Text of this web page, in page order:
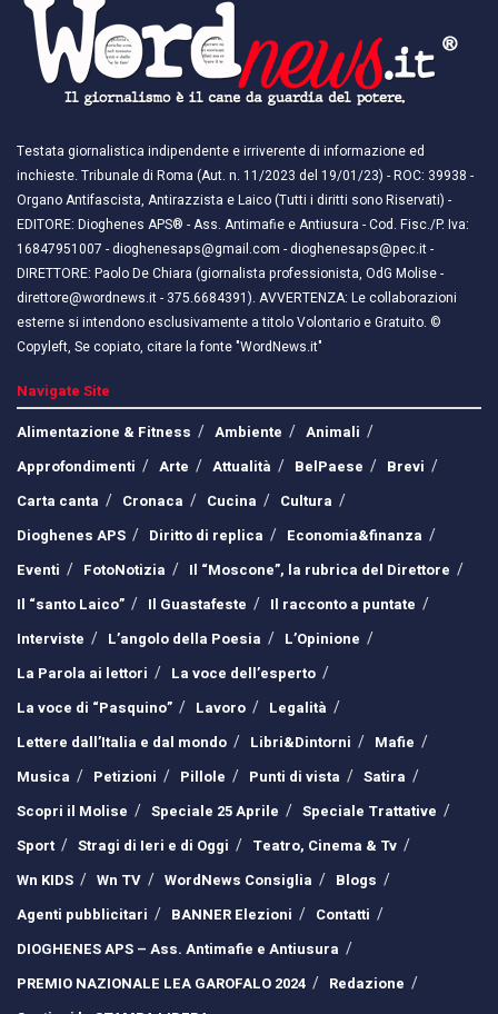
Testata giornalistica indipendente e irriverente di informazione ed
inchieste. Tribunale di Roma (Aut. n. 11/2023 del 19/01/23) - ROC: 39938 -
Organo Antifascista, Antirazzista e Laico (Tutti i diritti sono Riservati) -
EDITORE: Dioghenes APS® - Ass. Antimafie e Antiusura - Cod. Fisc./P. Iva:
16847951007 - dioghenesaps@gmail.com - dioghenesaps@pec.it - ​​
DIRETTORE: Paolo De Chiara (giornalista professionista, OdG Molise -
direttore@wordnews.it - ​​375.6684391). AVVERTENZA: Le collaborazioni
esterne si intendono esclusivamente a titolo Volontario e Gratuito. ©
Copyleft, Se copiato, citare la fonte "WordNews.it"
Navigate Site
Alimentazione & Fitness
Ambiente
Animali
Approfondimenti
Arte Attualità BelPaese
Brevi
Carta canta
Cronaca Cucina
Cultura
Dioghenes APS
Diritto di replica
Economia&finanza
Eventi
FotoNotizia
Il “Moscone”, la rubrica del Direttore
Il “santo Laico”
Il Guastafeste
Il racconto a puntate
Interviste
L’angolo della Poesia
L’Opinione
La Parola ai lettori
La voce dell’esperto
La voce di “Pasquino”
Lavoro
Legalità
Lettere dall’Italia e dal mondo
Libri&Dintorni
Mafie
Musica
Petizioni Pillole Punti di vista
Satira
Scopri il Molise
Speciale 25 Aprile
Speciale Trattative
Sport
Stragi di Ieri e di Oggi
Teatro, Cinema & Tv
Wn KIDS
Wn TV WordNews Consiglia
Blogs
Agenti pubblicitari
BANNER Elezioni
Contatti
DIOGHENES APS – Ass. Antimafie e Antiusura
PREMIO NAZIONALE LEA GAROFALO 2024
Redazione